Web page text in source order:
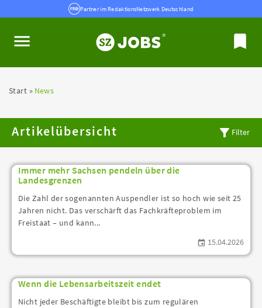
Partner im RedaktionsNetzwerk Deutschland
Start News
Artikelübersicht Filter
Immer mehr Sachsen pendeln über die
Landesgrenzen
Die Zahl der sogenannten Auspendler ist so hoch wie seit 25
Jahren nicht. Das verschärft das Fachkräfteproblem im
Freistaat – und kann...
15.04.2026
Wenn die Lebensarbeitszeit endet
Nicht jeder Beschäftigte bleibt bis zum regulären